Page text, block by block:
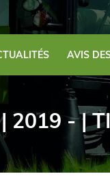
AVIS
2019 - |